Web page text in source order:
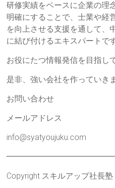
研修実績をベースに企業の理
明確にすることで、士業や経
を向上させる支援を通して、
に結び付けるエキスパートです
お役にたつ情報発信を目指し
是非、強い会社を作っていき
お問い合わせ
メールアドレス
info@syatyoujuku.com
Copyright スキルアップ社長塾